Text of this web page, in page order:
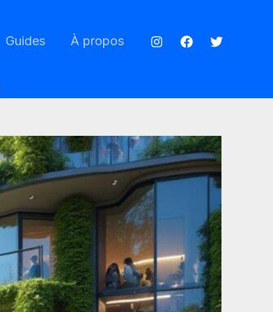
Guides À propos